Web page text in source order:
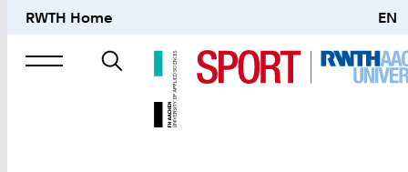
RWTH Home EN
Suche
nach